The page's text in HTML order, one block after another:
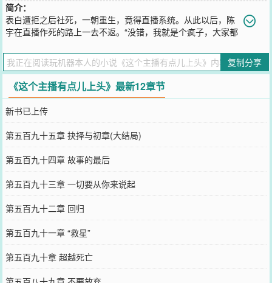
简介：
表白遭拒之后社死，一朝重生，竟得直播系统。从此以后，陈
宇在直播作死的路上一去不返。“没错，我就是个疯子，大家都
您要是觉得《这个主播有点儿上头》还不错的话请不要忘记向您QQ群
和微博微信里的朋友推荐哦！
复制分享
《这个主播有点儿上头》最新12章节
新书已上传
第五百九十五章 抉择与初章(大结局)
第五百九十四章 故事的最后
第五百九十三章 一切要从你来说起
第五百九十二章 回归
第五百九十一章 “救星”
第五百九十章 超越死亡